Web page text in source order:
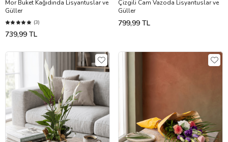
Mor Buket Kağıdında Lisyantuslar ve
Güller
(3)
739,99 TL
Çizgili Cam Vazoda Lisyantuslar ve
Güller
799,99 TL